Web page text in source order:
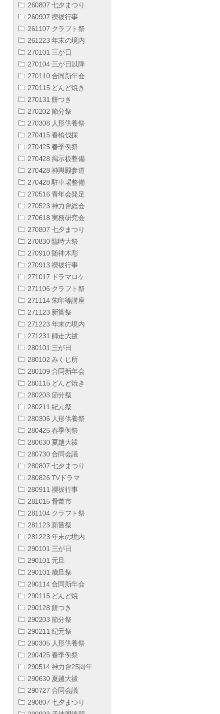
260807 七夕まつり
260907 禊祓行事
261107 クラフト祭
261223 年末の境内
270101 三が日
270104 三が日以降
270110 合同新年会
270115 どんど焼き
270131 餅つき
270202 節分祭
270308 人形供養祭
270415 春楡伐採
270425 春季例祭
270428 掲示板整備
270428 神輿殿参道
270428 駐車場整備
270516 青年会発足
270523 神力會総会
270618 実務研究会
270807 七夕まつり
270830 臨時大祭
270910 随神木彫
270913 禊祓行事
271017 ドラマロケ
271106 クラフト祭
271114 朱印等講座
271123 新嘗祭
271223 年末の境内
271231 師走大祓
280101 三が日
280102 みくじ所
280109 合同新年会
280115 どんど焼き
280203 節分祭
280211 紀元祭
280306 人形供養祭
280425 春季例祭
280630 夏越大祓
280730 合同会議
280807 七夕まつり
280826 TVドラマ
280911 禊祓行事
281015 骨董市
281104 クラフト祭
281123 新嘗祭
281223 年末の境内
290101 三が日
290101 元旦
290101 歳旦祭
290114 合同新年会
290115 どんど焼
290128 餅つき
290203 節分祭
290211 紀元祭
290305 人形供養祭
290425 春季例祭
290514 神力會25周年
290630 夏越大祓
290727 合同会議
290807 七夕まつり